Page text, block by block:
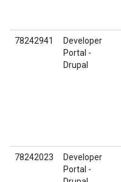
78242941
Developer
Portal -
Drupal
78242023
Developer
Portal -